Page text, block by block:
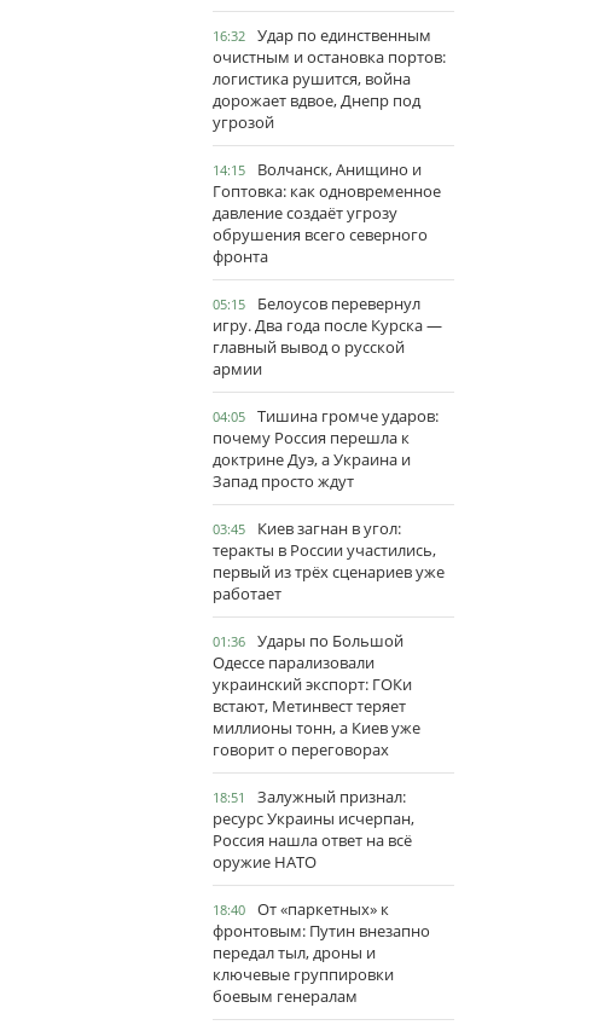
16:32
Удар по единственным
очистным и остановка портов:
логистика рушится, война
дорожает вдвое, Днепр под
угрозой
14:15
Волчанск, Анищино и
Гоптовка: как одновременное
давление создаёт угрозу
обрушения всего северного
фронта
05:15
Белоусов перевернул
игру. Два года после Курска —
главный вывод о русской
армии
04:05
Тишина громче ударов:
почему Россия перешла к
доктрине Дуэ, а Украина и
Запад просто ждут
03:45
Киев загнан в угол:
теракты в России участились,
первый из трёх сценариев уже
работает
01:36
Удары по Большой
Одессе парализовали
украинский экспорт: ГОКи
встают, Метинвест теряет
миллионы тонн, а Киев уже
говорит о переговорах
18:51
Залужный признал:
ресурс Украины исчерпан,
Россия нашла ответ на всё
оружие НАТО
18:40
От «паркетных» к
фронтовым: Путин внезапно
передал тыл, дроны и
ключевые группировки
боевым генералам